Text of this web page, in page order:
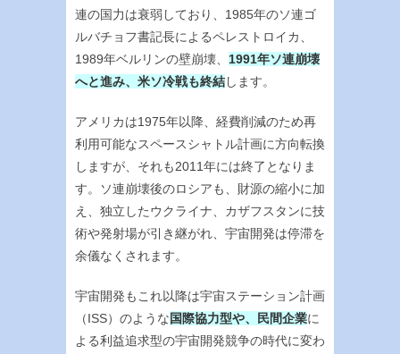
連の国力は衰弱しており、1985年のソ連ゴ
ルバチョフ書記長によるペレストロイカ、
1989年ベルリンの壁崩壊、 1991年ソ連崩壊
へと進み、米ソ冷戦も終結します。
アメリカは1975年以降、経費削減のため再
利用可能なスペースシャトル計画に方向転換
しますが、それも2011年には終了となりま
す。ソ連崩壊後のロシアも、財源の縮小に加
え、独立したウクライナ、カザフスタンに技
術や発射場が引き継がれ、宇宙開発は停滞を
余儀なくされます。
宇宙開発もこれ以降は宇宙ステーション計画
（ISS）のような国際協力型や、民間企業に
よる利益追求型の宇宙開発競争の時代に変わ